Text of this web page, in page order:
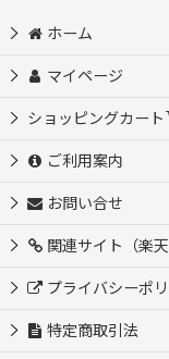
ホーム
マイページ
ショッピングカート
ご利用案内
お問い合せ
関連サイト（楽
プライバシーポ
特定商取引法